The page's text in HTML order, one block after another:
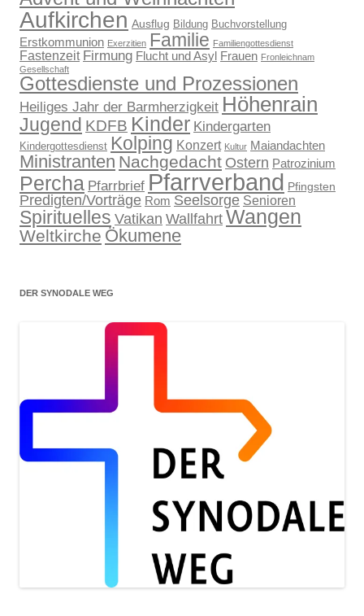
Aufkirchen Ausflug Bildung Buchvorstellung
Erstkommunion Exerzitien Familie Familiengottesdienst
Fastenzeit Firmung Flucht und Asyl Frauen Fronleichnam
Gesellschaft
Gottesdienste und Prozessionen
Heiliges Jahr der Barmherzigkeit Höhenrain
Jugend KDFB Kinder Kindergarten
Kindergottesdienst Kolping Konzert Kultur Maiandachten
Ministranten Nachgedacht Ostern Patrozinium
Percha Pfarrbrief Pfarrverband Pfingsten
Predigten/Vorträge Rom Seelsorge Senioren
Spirituelles Vatikan WallfahrtWangen
Weltkirche Ökumene
DER SYNODALE WEG